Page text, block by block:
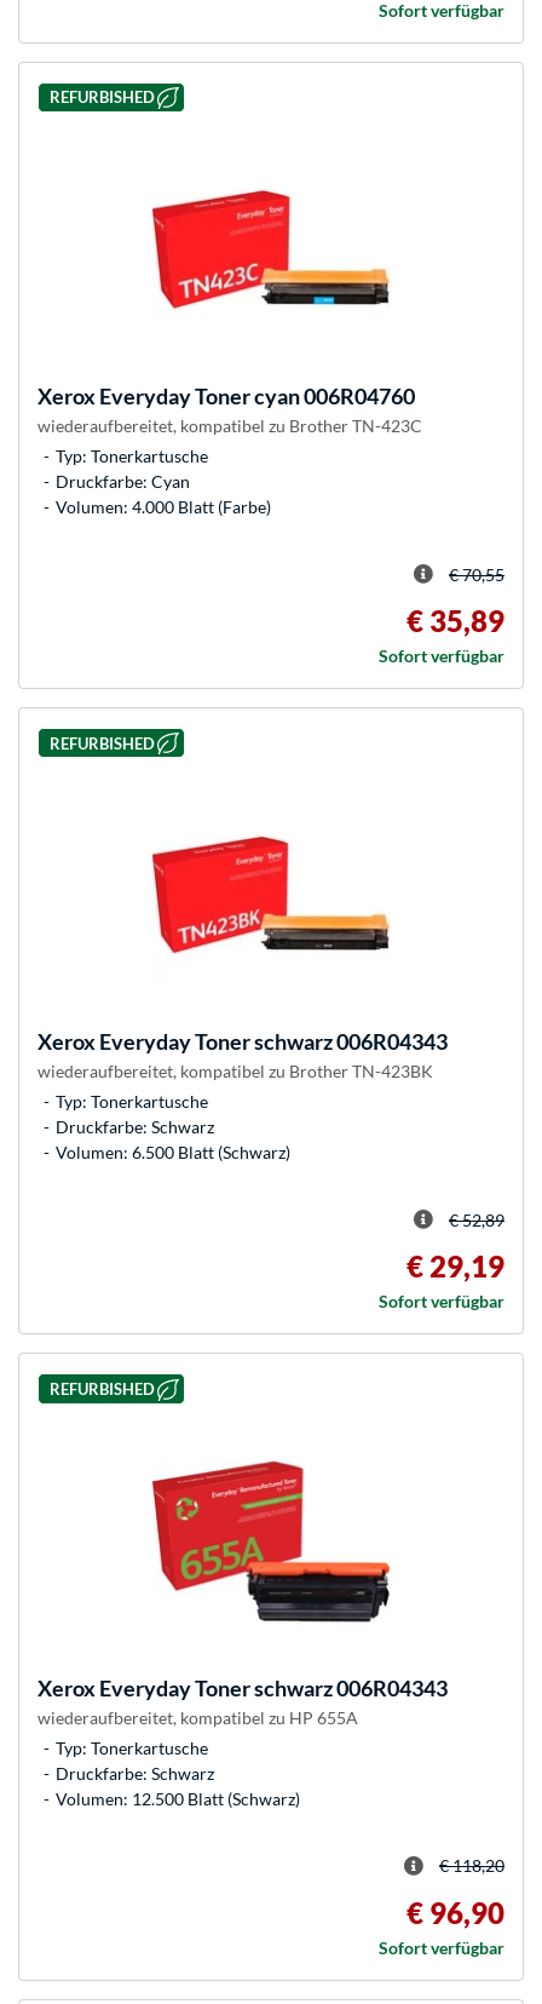
Sofort verfügbar
REFURBISHED
XeroxEveryday Toner cyan 006R04760
wiederaufbereitet, kompatibel zu Brother TN-423C
Typ: Tonerkartusche
Druckfarbe: Cyan
Volumen: 4.000 Blatt (Farbe)
€ 70,55
€ 35,89
Sofort verfügbar
REFURBISHED
XeroxEveryday Toner schwarz 006R04343
wiederaufbereitet, kompatibel zu Brother TN-423BK
Typ: Tonerkartusche
Druckfarbe: Schwarz
Volumen: 6.500 Blatt (Schwarz)
€ 52,89
€ 29,19
Sofort verfügbar
REFURBISHED
XeroxEveryday Toner schwarz 006R04343
wiederaufbereitet, kompatibel zu HP 655A
Typ: Tonerkartusche
Druckfarbe: Schwarz
Volumen: 12.500 Blatt (Schwarz)
€ 118,20
€ 96,90
Sofort verfügbar